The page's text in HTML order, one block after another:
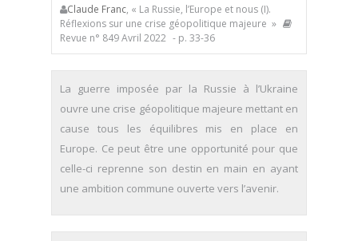
Claude Franc, « La Russie, l’Europe et nous (I).
Réflexions sur une crise géopolitique majeure »
Revue n° 849 Avril 2022 - p. 33-36
La guerre imposée par la Russie à l’Ukraine
ouvre une crise géopolitique majeure mettant en
cause tous les équilibres mis en place en
Europe. Ce peut être une opportunité pour que
celle-ci reprenne son destin en main en ayant
une ambition commune ouverte vers l’avenir.